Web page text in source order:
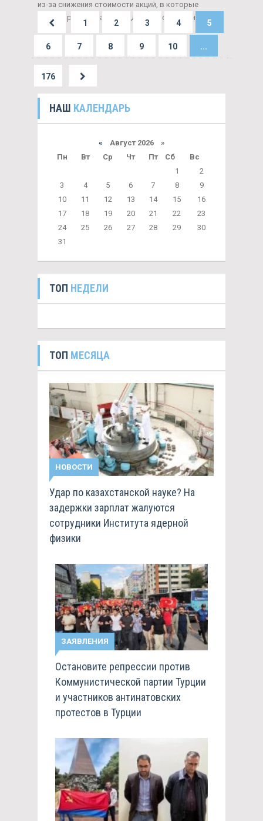
из-за снижения стоимости акций, в которые
инвестировано часть средств, а поступления в
1 2 3 4 5
6 7 8 9 10 ...
176
НАШ КАЛЕНДАРЬ
« Август 2026 »
Пн
Вт Ср Чт Пт Сб
Вс
1
2
3
4 5 6 7 8
9
10
11 12 13 14 15
16
17
18 19 20 21 22
23
24
25 26 27 28 29
30
31
ТОП НЕДЕЛИ
ТОП МЕСЯЦА
НОВОСТИ
Удар по казахстанской науке? На
задержки зарплат жалуются
сотрудники Института ядерной
физики
ЗАЯВЛЕНИЯ
Остановите репрессии против
Коммунистической партии Турции
и участников антинатовских
протестов в Турции